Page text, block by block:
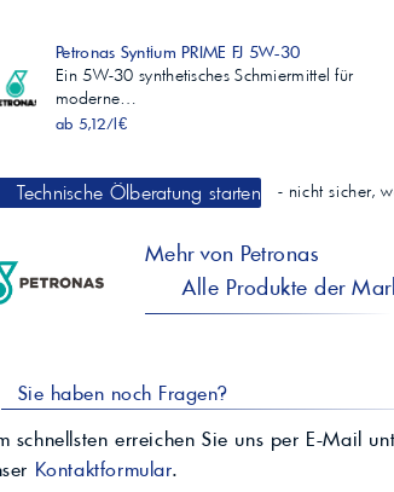
Petronas Syntium PRIME FJ 5W-30
Ein 5W-30 synthetisches Schmiermittel für
moderne…
ab 5,12/l€
Technische Ölberatung starten - nicht sicher,
Mehr von Petronas
Alle Produkte der
Sie haben noch Fragen?
schnellsten erreichen Sie uns per E-Mail
Kontaktformular.